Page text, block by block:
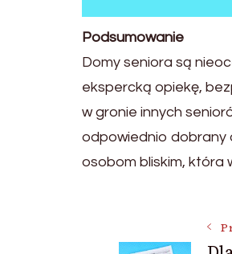
Podsumowanie
Domy seniora są
ekspercką opiekę,
w gronie innych
odpowiednio dobrany
osobom bliskim, która
Post